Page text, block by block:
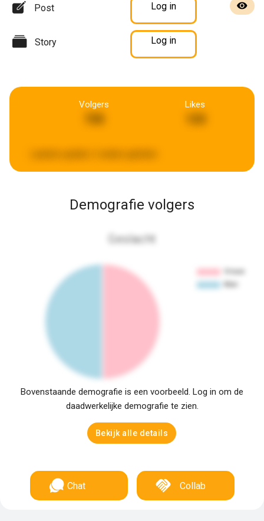
Post Log in
Story Log in
Volgers Likes
Demografie volgers
Geslacht
Bovenstaande demografie is een voorbeeld. Log in om de
daadwerkelijke demografie te zien.
Bekijk alle details
Chat Collab